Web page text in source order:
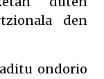
den
ondorio